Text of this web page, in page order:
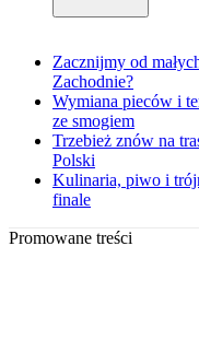
Zacznijmy od
Zachodnie?
Wymiana pieców i
ze smogiem
Trzebież znów na
Polski
Kulinaria, piwo i
finale
Promowane treści